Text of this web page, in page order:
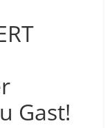
Gast!